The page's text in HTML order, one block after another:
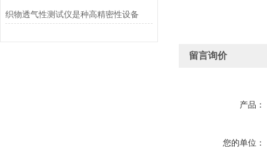
织物透气性测试仪是种高精密性设备
留言询价
产品：
您的单位：